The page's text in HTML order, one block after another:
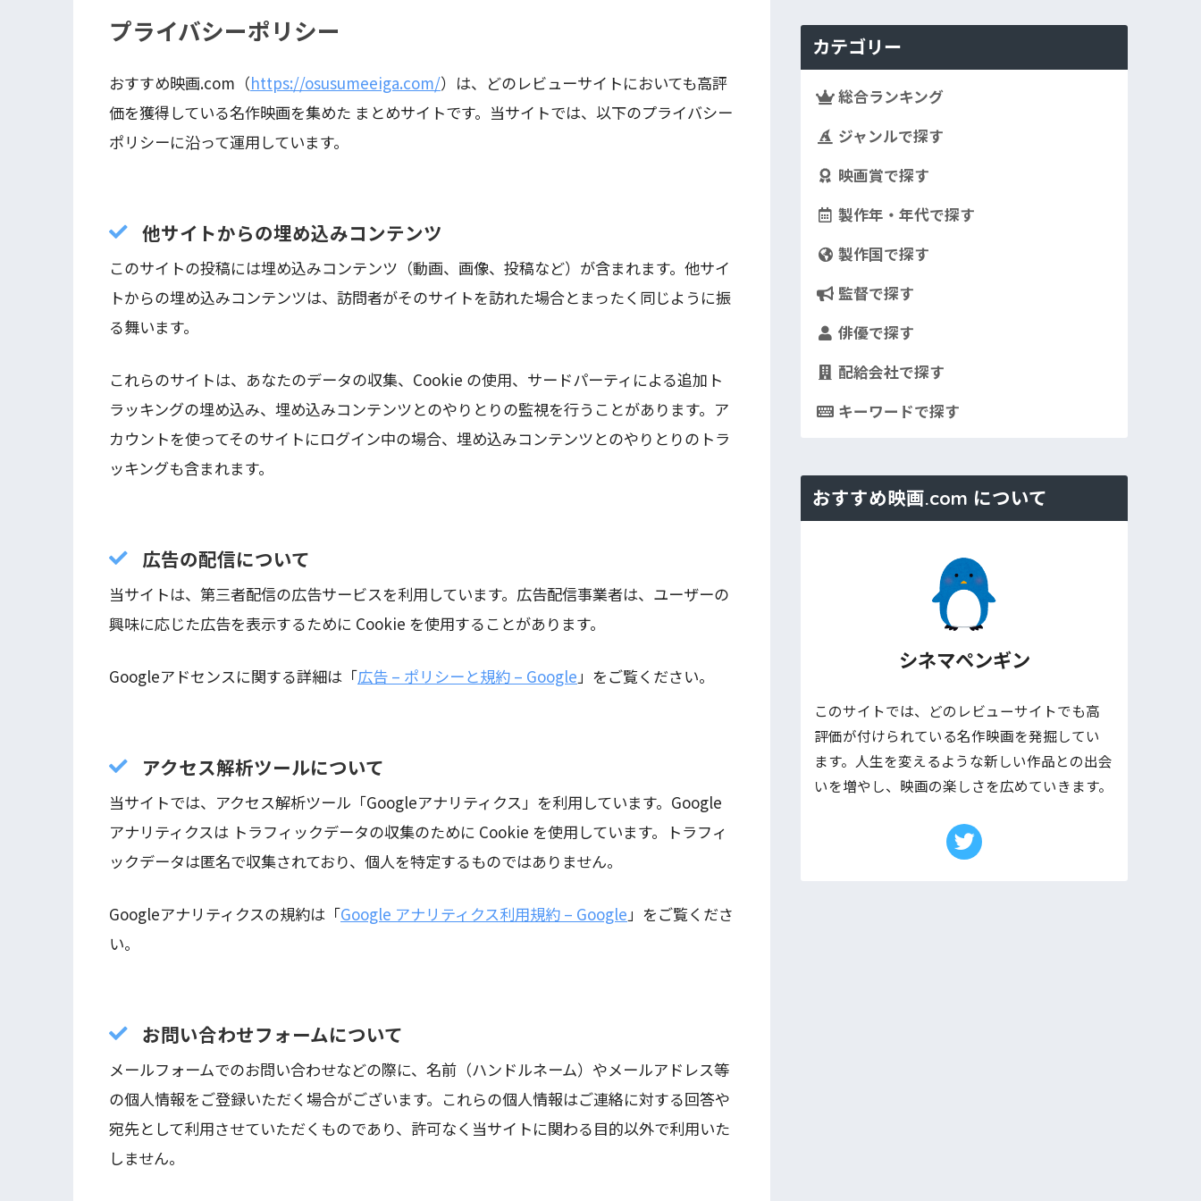
プライバシーポリシー
おすすめ映画.com（https://osusumeeiga.com/）は、どのレビューサイトにおいても高評
価を獲得している名作映画を集めた まとめサイトです。当サイトでは、以下のプライバシー
ポリシーに沿って運用しています。
他サイトからの埋め込みコンテンツ
このサイトの投稿には埋め込みコンテンツ（動画、画像、投稿など）が含まれます。他サイ
トからの埋め込みコンテンツは、訪問者がそのサイトを訪れた場合とまったく同じように振
る舞います。
これらのサイトは、あなたのデータの収集、Cookie の使用、サードパーティによる追加ト
ラッキングの埋め込み、埋め込みコンテンツとのやりとりの監視を行うことがあります。ア
カウントを使ってそのサイトにログイン中の場合、埋め込みコンテンツとのやりとりのトラ
ッキングも含まれます。
広告の配信について
当サイトは、第三者配信の広告サービスを利用しています。広告配信事業者は、ユーザーの
興味に応じた広告を表示するために Cookie を使用することがあります。
Googleアドセンスに関する詳細は「広告 – ポリシーと規約 – Google」をご覧ください。
アクセス解析ツールについて
当サイトでは、アクセス解析ツール「Googleアナリティクス」を利用しています。Google
アナリティクスは トラフィックデータの収集のために Cookie を使用しています。トラフィ
ックデータは匿名で収集されており、個人を特定するものではありません。
Googleアナリティクスの規約は「Google アナリティクス利用規約 – Google」をご覧くださ
い。
お問い合わせフォームについて
メールフォームでのお問い合わせなどの際に、名前（ハンドルネーム）やメールアドレス等
の個人情報をご登録いただく場合がございます。これらの個人情報はご連絡に対する回答や
宛先として利用させていただくものであり、許可なく当サイトに関わる目的以外で利用いた
しません。
カテゴリー
総合ランキング
ジャンルで探す
映画賞で探す
製作年・年代で探す
製作国で探す
監督で探す
俳優で探す
配給会社で探す
キーワードで探す
おすすめ映画.com について
シネマペンギン
このサイトでは、どのレビューサイトでも高
評価が付けられている名作映画を発掘してい
ます。人生を変えるような新しい作品との出会
いを増やし、映画の楽しさを広めていきます。